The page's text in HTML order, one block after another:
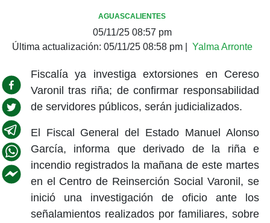
AGUASCALIENTES
05/11/25 08:57 pm
Última actualización: 05/11/25 08:58 pm| Yalma Arronte
Fiscalía ya investiga extorsiones en Cereso
Varonil tras riña; de confirmar responsabilidad
de servidores públicos, serán judicializados.
El Fiscal General del Estado Manuel Alonso
García, informa que derivado de la riña e
incendio registrados la mañana de este martes
en el Centro de Reinserción Social Varonil, se
inició una investigación de oficio ante los
señalamientos realizados por familiares, sobre